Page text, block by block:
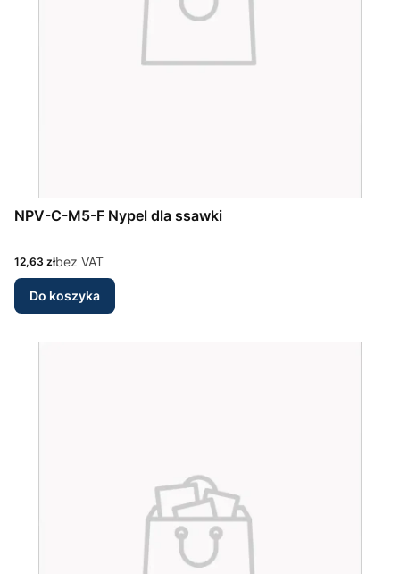
NPV-C-M5-F Nypel dla ssawki
Cena
12,63 złbez VAT
Do koszyka